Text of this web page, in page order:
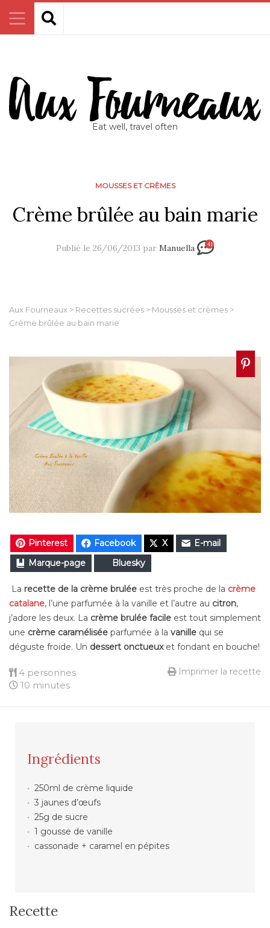
Eat well, travel often
MOUSSES ET CRÈMES
Crème brûlée au bain marie
Publié le 26/06/2013 par Manuella 41
Aux Fourneaux > Recettes sucrées > Mousses et crèmes >
Crème brûlée au bain marie
Pinterest Facebook X
E-mail
Marque-page
Bluesky
La recette de la crème brulée est très proche de la crème
catalane, l’une parfumée à la vanille et l’autre au citron,
j’adore les deux. La crème brulée facile est tout simplement
une crème caramélisée parfumée à la vanille qui se
déguste froide. Un dessert onctueuxet fondant en bouche!
4 personnes
10 minutes
Imprimer la recette
Ingrédients
250ml de crème liquide
3 jaunes d’œufs
25g de sucre
1 gousse de vanille
cassonade + caramel en pépites
Recette